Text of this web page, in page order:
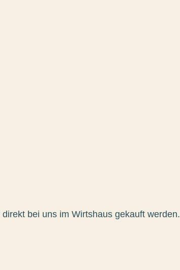
bei uns im Wirtshaus gekauft werden.